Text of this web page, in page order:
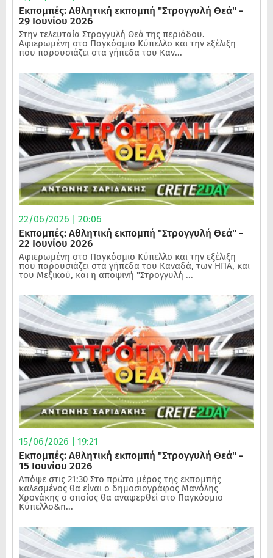
Εκπομπές: Αθλητική εκπομπή "Στρογγυλή Θεά" -
29 Ιουνίου 2026
Στην τελευταία Στρογγυλή Θεά της περιόδου.
Αφιερωμένη στο Παγκόσμιο Κύπελλο και την εξέλιξη
που παρουσιάζει στα γήπεδα του Καν...
22/06/2026 | 20:06
Εκπομπές: Αθλητική εκπομπή "Στρογγυλή Θεά" -
22 Ιουνίου 2026
Αφιερωμένη στο Παγκόσμιο Κύπελλο και την εξέλιξη
που παρουσιάζει στα γήπεδα του Καναδά, των ΗΠΑ, και
του Μεξικού, και η αποψινή "Στρογγυλή ...
15/06/2026 | 19:21
Εκπομπές: Αθλητική εκπομπή "Στρογγυλή Θεά" -
15 Ιουνίου 2026
Απόψε στις 21:30 Στο πρώτο μέρος της εκπομπής
καλεσμένος θα είναι ο δημοσιογράφος Μανόλης
Χρονάκης ο οποίος θα αναφερθεί στο Παγκόσμιο
Κύπελλο&n...